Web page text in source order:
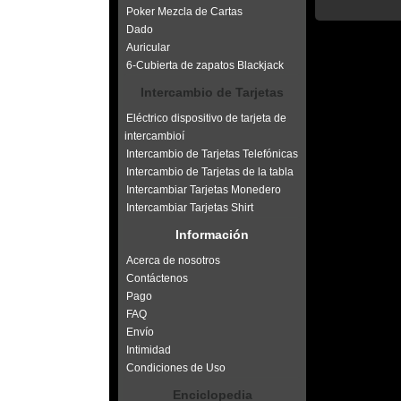
Poker Mezcla de Cartas
Dado
Auricular
6-Cubierta de zapatos Blackjack
Intercambio de Tarjetas
Eléctrico dispositivo de tarjeta de
intercambioí
Intercambio de Tarjetas Telefónicas
Intercambio de Tarjetas de la tabla
Intercambiar Tarjetas Monedero
Intercambiar Tarjetas Shirt
Información
Acerca de nosotros
Contáctenos
Pago
FAQ
Envío
Intimidad
Condiciones de Uso
Enciclopedia